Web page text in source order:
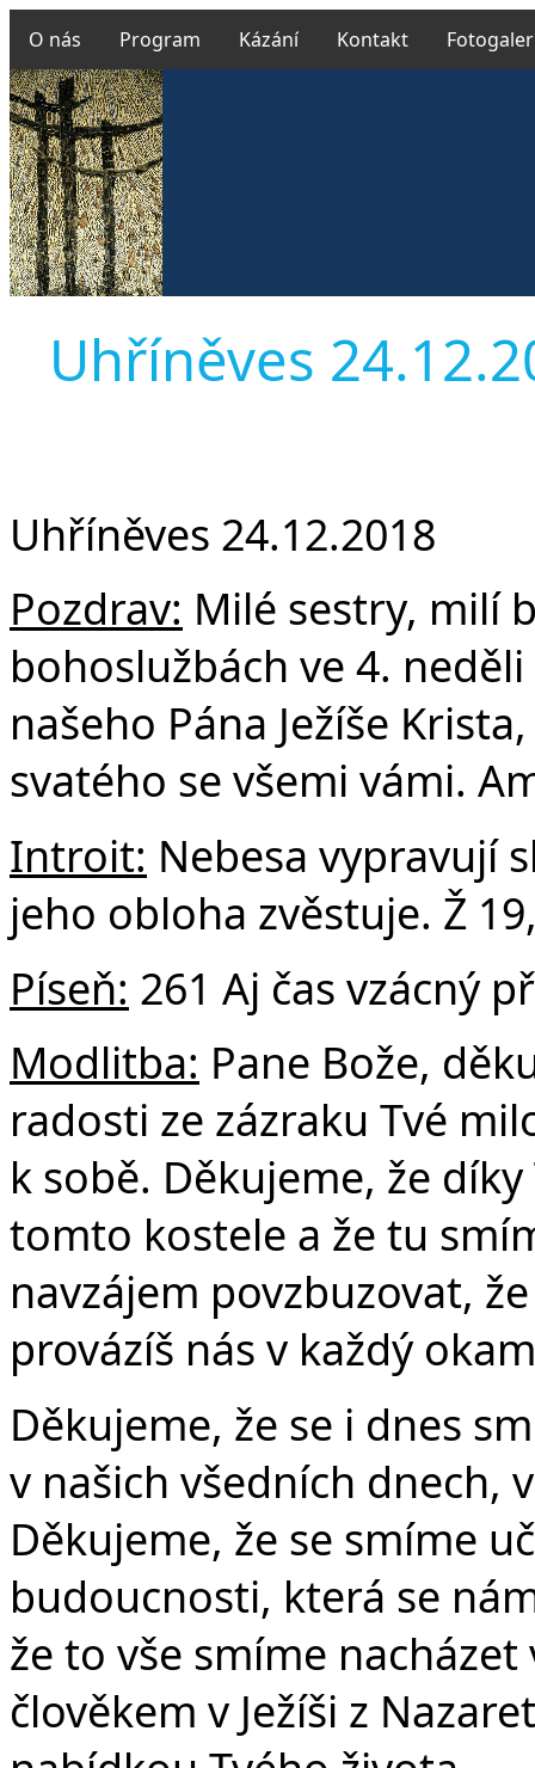
O nás Program Kázání Kontakt
Uhříněves
Uhříněves 24.12.2018
Pozdrav: Milé sestry, milí
bohoslužbách ve 4.
našeho Pána Ježíše
svatého se všemi vámi.
Introit: Nebesa vypravují
jeho obloha zvěstuje. Ž
Píseň: 261 Aj čas vzácný
Modlitba: Pane Bože,
radosti ze zázraku Tvé
k sobě. Děkujeme, že
tomto kostele a že tu
navzájem povzbuzovat,
provázíš nás v každý
Děkujeme, že se i dnes
v našich všedních dnech,
Děkujeme, že se smíme
budoucnosti, která se
že to vše smíme nacházet
člověkem v Ježíši z